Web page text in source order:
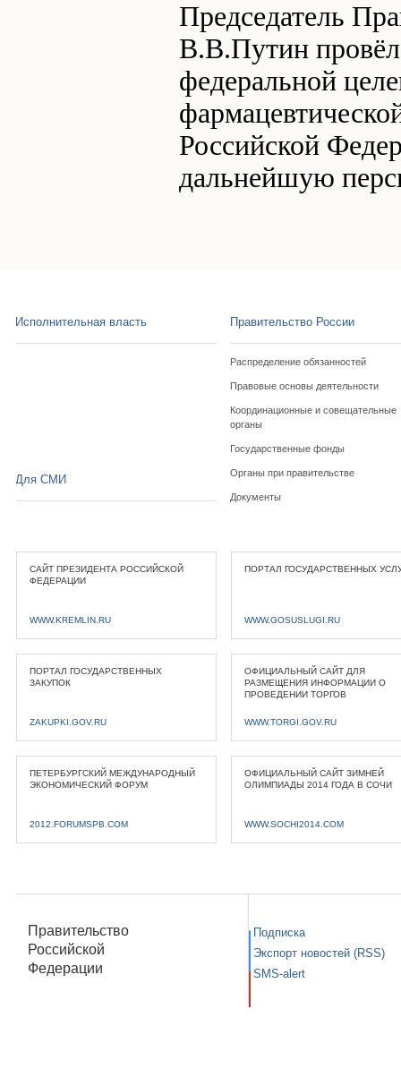
Председатель
В.В.Путин
федеральной
Российской
дальнейшую
Исполнительная власть Правительство России
Распределение обязанностей
Правовые основы деятельности
Координационные и совещательные
органы
Государственные фонды
Органы при правительстве
Документы
Для СМИ
САЙТ ПРЕЗИДЕНТА РОССИЙСКОЙ
ФЕДЕРАЦИИ
WWW.KREMLIN.RU
ПОРТАЛ ГОСУДАРСТВЕННЫХ
WWW.GOSUSLUGI.RU
ПОРТАЛ ГОСУДАРСТВЕННЫХ
ЗАКУПОК
ZAKUPKI.GOV.RU
ОФИЦИАЛЬНЫЙ САЙТ ДЛЯ
РАЗМЕЩЕНИЯ ИНФОРМАЦИИ О
ПРОВЕДЕНИИ ТОРГОВ
WWW.TORGI.GOV.RU
ПЕТЕРБУРГСКИЙ МЕЖДУНАРОДНЫЙ
ЭКОНОМИЧЕСКИЙ ФОРУМ
2012.FORUMSPB.COM
ОФИЦИАЛЬНЫЙ САЙТ ЗИМНЕЙ
ОЛИМПИАДЫ 2014 ГОДА В СОЧИ
WWW.SOCHI2014.COM
Правительство
Российской
Федерации
Подписка
Экспорт новостей (RSS)
SMS-alert